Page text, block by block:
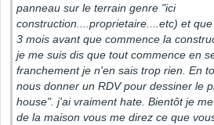
panneau sur le terrain genre "ici
construction....proprietaire....etc) et
3 mois avant que commence la
je me suis dis que tout commence en
franchement je n'en sais trop rien. En
nous donner un RDV pour dessiner le
house". j'ai vraiment hate. Bientôt je
de la maison vous me direz ce que